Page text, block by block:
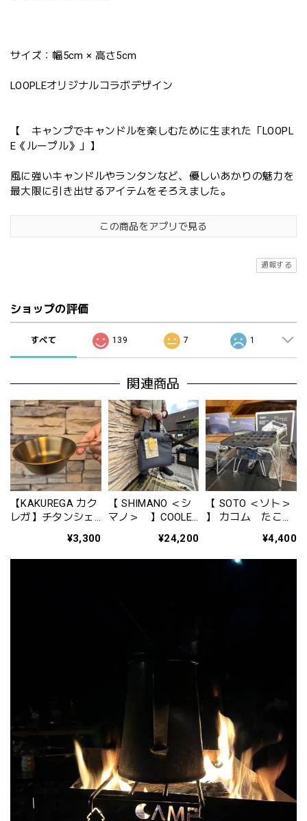
サイズ：幅5cm × 高さ5cm
LOOPLEオリジナルコラボデザイン
【 キャンプでキャンドルを楽しむために生まれた「LOOPL
E《ループル》」】
風に強いキャンドルやランタンなど、優しいあかりの魅力を
最大限に引き出せるアイテムをそろえました。
この商品をアプリで見る
通報する
ショップの評価
すべて 139 7 1
関連商品
【KAKUREGA カク
レガ】チタンシェ
（300ml）
¥3,300
【 SHIMANO ＜シ
マノ＞ 】COOLER
ーバッグプロ＞
S（カラー：チャコ
¥24,200
【 SOTO ＜ソト＞
】 カコム たこ焼
¥4,400